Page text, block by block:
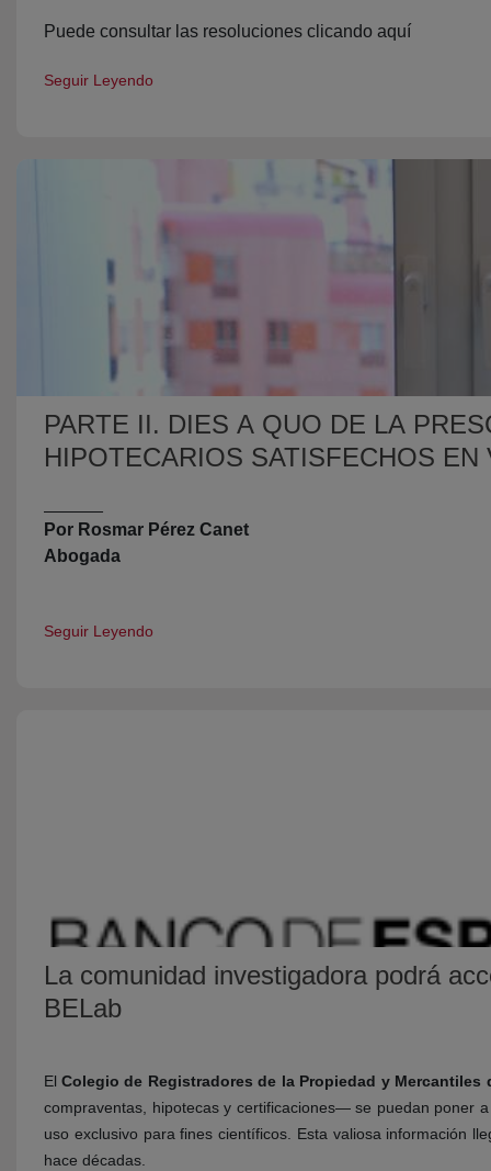
Puede consultar las resoluciones clicando aquí
Seguir Leyendo
PARTE II. DIES A QUO DE LA
HIPOTECARIOS SATISFECHOS
Por Rosmar Pérez Canet
Abogada
Seguir Leyendo
La comunidad investigadora podrá
BELab
El Colegio de Registradores de la Propiedad y Mercantiles
compraventas, hipotecas y certificaciones— se puedan poner
uso exclusivo para fines científicos. Esta valiosa información
hace décadas.